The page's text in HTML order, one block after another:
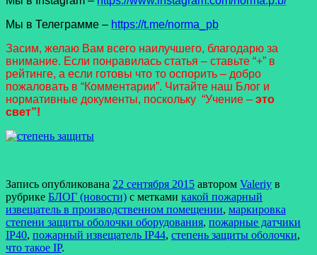
Мы в Телеграмме – https://t.me/norma_pb
Засим, желаю Вам всего наилучшего, благодарю за
внимание. Если понравилась статья – ставьте “+” в
рейтинге, а если готовы что то оспорить – добро
пожаловать в “Комментарии”. Читайте наш Блог и
нормативные документы, поскольку “Учение – это
свет”!
Запись опубликована 22 сентября 2015 автором Valeriy в
рубрике БЛОГ (новости) с метками какой пожарный
извещатель в производственном помещении, маркировка
степени защиты оболочки оборудования, пожарные датчики
IP40, пожарный извещатель IP44, степень защиты оболочки,
что такое IP.